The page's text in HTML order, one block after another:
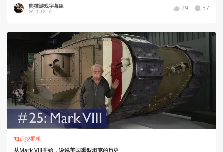
熊猫游戏字幕组
2017-12-10 29 57
知识挖掘机
从Mark VIII开始，说说美国重型坦克的历史